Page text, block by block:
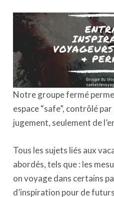
Notre groupe fermé
espace “safe”, contrôlé
jugement, seulement de
Tous les sujets liés aux
abordés, tels que : les
on voyage dans certains
d’inspiration pour de